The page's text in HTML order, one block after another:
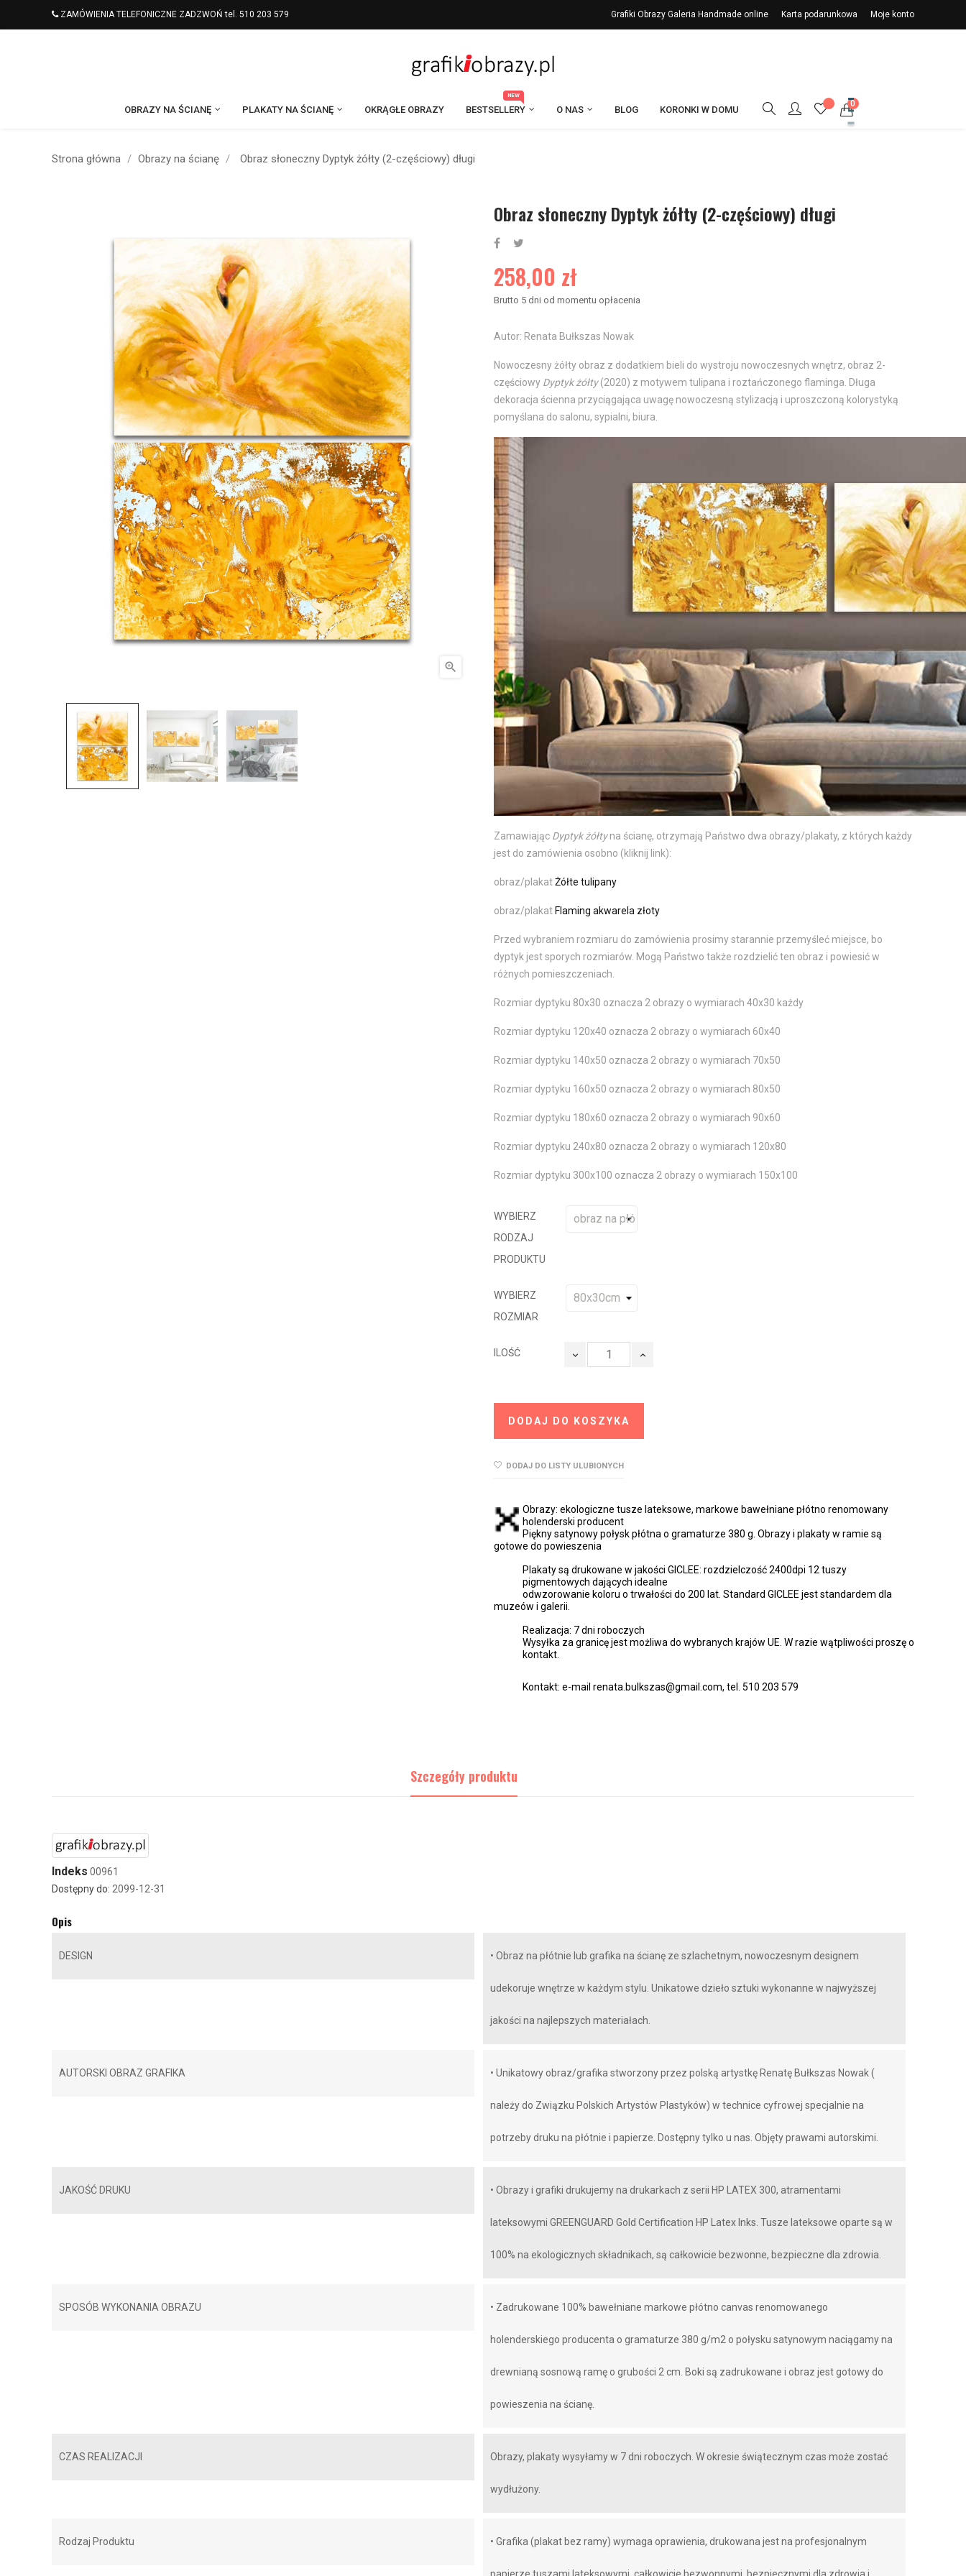
ZAMÓWIENIA TELEFONICZNE ZADZWOŃ tel. 510 203 579 Grafiki Obrazy Galeria Handmade online Karta podarunkowa Moje konto
OBRAZY NA ŚCIANĘ PLAKATY NA ŚCIANĘ OKRĄGŁE OBRAZY BESTSELLERY
NEW
O NAS BLOG KORONKI W DOMU
0
Strona główna Obrazy na ścianę Obraz słoneczny Dyptyk żółty (2-częściowy) długi

Obraz słoneczny Dyptyk żółty (2-częściowy) długi
258,00 zł
Brutto 5 dni od momentu opłacenia
Autor: Renata Bułkszas Nowak
Nowoczesny żółty obraz z dodatkiem bieli do wystroju nowoczesnych wnętrz, obraz 2-
częściowy Dyptyk żółty(2020) z motywem tulipana i roztańczonego flaminga. Długa
dekoracja ścienna przyciągająca uwagę nowoczesną stylizacją i uproszczoną kolorystyką
pomyślana do salonu, sypialni, biura.
Zamawiając Dyptyk żółtyna ścianę, otrzymają Państwo dwa obrazy/plakaty, z których każdy
jest do zamówienia osobno (kliknij link):
obraz/plakatŻółte tulipany
obraz/plakat Flaming akwarela złoty
Przed wybraniem rozmiaru do zamówienia prosimy starannie przemyśleć miejsce, bo
dyptyk jest sporych rozmiarów. Mogą Państwo także rozdzielić ten obraz i powiesić w
różnych pomieszczeniach.
Rozmiar dyptyku 80x30 oznacza 2 obrazy o wymiarach 40x30 każdy
Rozmiar dyptyku 120x40 oznacza 2 obrazy o wymiarach 60x40
Rozmiar dyptyku 140x50 oznacza 2 obrazy o wymiarach 70x50
Rozmiar dyptyku 160x50 oznacza 2 obrazy o wymiarach 80x50
Rozmiar dyptyku 180x60 oznacza 2 obrazy o wymiarach 90x60
Rozmiar dyptyku 240x80 oznacza 2 obrazy o wymiarach 120x80
Rozmiar dyptyku 300x100 oznacza 2 obrazy o wymiarach 150x100
WYBIERZ
RODZAJ
PRODUKTU
WYBIERZ
ROZMIAR
ILOŚĆ
DODAJ DO KOSZYKA
DODAJ DO LISTY ULUBIONYCH
Obrazy: ekologiczne tusze lateksowe, markowe bawełniane płótno renomowany
holenderski producent
Piękny satynowy połysk płótna o gramaturze 380 g. Obrazy i plakaty w ramie są
gotowe do powieszenia
Plakaty są drukowane w jakości GICLEE: rozdzielczość 2400dpi 12 tuszy
pigmentowych dających idealne
odwzorowanie koloru o trwałości do 200 lat. Standard GICLEE jest standardem dla
muzeów i galerii.
Realizacja: 7 dni roboczych
Wysyłka za granicę jest możliwa do wybranych krajów UE. W razie wątpliwości proszę o
kontakt.
Kontakt: e-mail renata.bulkszas@gmail.com, tel. 510 203 579
Szczegóły produktu
Indeks 00961
Dostępny do: 2099-12-31
Opis
DESIGN • Obraz na płótnie lub grafika na ścianę ze szlachetnym, nowoczesnym designem
udekoruje wnętrze w każdym stylu. Unikatowe dzieło sztuki wykonanne w najwyższej
jakości na najlepszych materiałach.
AUTORSKI OBRAZ GRAFIKA • Unikatowy obraz/grafika stworzony przez polską artystkę Renatę Bułkszas Nowak (
należy do Związku Polskich Artystów Plastyków) w technice cyfrowej specjalnie na
potrzeby druku na płótnie i papierze. Dostępny tylko u nas. Objęty prawami autorskimi.
JAKOŚĆ DRUKU • Obrazy i grafiki drukujemy na drukarkach z serii HP LATEX 300, atramentami
lateksowymi GREENGUARD Gold Certification HP Latex Inks. Tusze lateksowe oparte są w
100% na ekologicznych składnikach, są całkowicie bezwonne, bezpieczne dla zdrowia.
SPOSÓB WYKONANIA OBRAZU • Zadrukowane 100% bawełniane markowe płótno canvas renomowanego
holenderskiego producenta o gramaturze 380 g/m2 o połysku satynowym naciągamy na
drewnianą sosnową ramę o grubości 2 cm. Boki są zadrukowane i obraz jest gotowy do
powieszenia na ścianę.
CZAS REALIZACJI Obrazy, plakaty wysyłamy w 7 dni roboczych. W okresie świątecznym czas może zostać
wydłużony.
Rodzaj Produktu • Grafika (plakat bez ramy) wymaga oprawienia, drukowana jest na profesjonalnym